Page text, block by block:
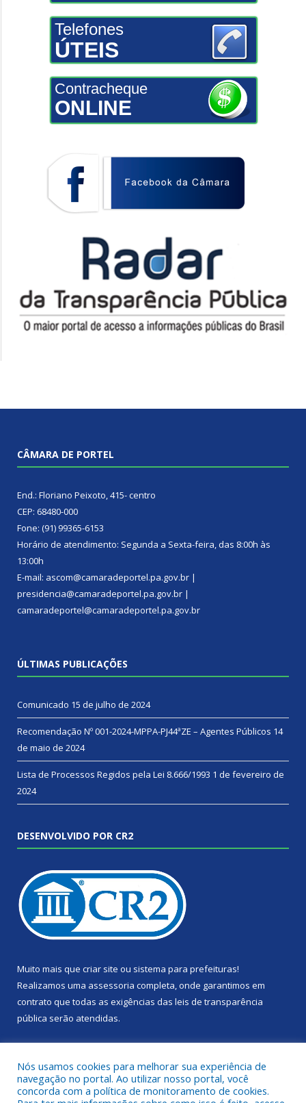
Telefones
ÚTEIS
Contracheque
ONLINE
CÂMARA DE PORTEL
End.: Floriano Peixoto, 415- centro
CEP: 68480-000
Fone: (91) 99365-6153
Horário de atendimento: Segunda a Sexta-feira, das 8:00h às
13:00h
E-mail: ascom@camaradeportel.pa.gov.br |
presidencia@camaradeportel.pa.gov.br |
camaradeportel@camaradeportel.pa.gov.br
ÚLTIMAS PUBLICAÇÕES
Comunicado 15 de julho de 2024
Recomendação Nº 001-2024-MPPA-PJ44ªZE – Agentes Públicos 14
de maio de 2024
Lista de Processos Regidos pela Lei 8.666/1993 1 de fevereiro de
2024
DESENVOLVIDO POR CR2
Muito mais que criar site ou sistema para prefeituras!
Realizamos uma assessoria completa, onde garantimos em
contrato que todas as exigências das leis de transparência
pública serão atendidas.
Nós usamos cookies para melhorar sua experiência de
navegação no portal. Ao utilizar nosso portal, você
concorda com a política de monitoramento de cookies.